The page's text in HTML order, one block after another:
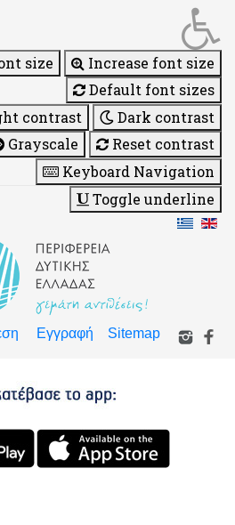
size
Increase font size
Default font sizes
contrast
Dark contrast
Grayscale
Reset contrast
Keyboard Navigation
Toggle underline
Εγγραφή Sitemap